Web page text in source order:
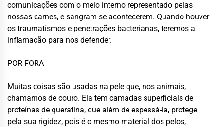
comunicações com o meio interno representado pelas
nossas carnes, e sangram se acontecerem. Quando houver
os traumatismos e penetrações bacterianas, teremos a
inflamação para nos defender.
POR FORA
Muitas coisas são usadas na pele que, nos animais,
chamamos de couro. Ela tem camadas superficiais de
proteínas de queratina, que além de espessá-la, protege
pela sua rigidez, pois é o mesmo material dos pelos,